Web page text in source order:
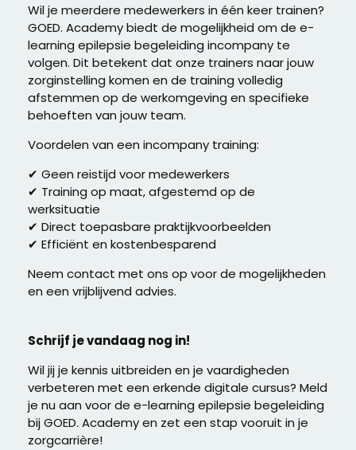
Wil je meerdere medewerkers in één keer trainen?
GOED. Academy biedt de mogelijkheid om de e-
learning epilepsie begeleiding incompany te
volgen. Dit betekent dat onze trainers naar jouw
zorginstelling komen en de training volledig
afstemmen op de werkomgeving en specifieke
behoeften van jouw team.
Voordelen van een incompany training:
✔ Geen reistijd voor medewerkers
✔ Training op maat, afgestemd op de
werksituatie
✔ Direct toepasbare praktijkvoorbeelden
✔ Efficiënt en kostenbesparend
Neem contact met ons op voor de mogelijkheden
en een vrijblijvend advies.
Schrijf je vandaag nog in!
Wil jij je kennis uitbreiden en je vaardigheden
verbeteren met een erkende digitale cursus? Meld
je nu aan voor de e-learning epilepsie begeleiding
bij GOED. Academy en zet een stap vooruit in je
zorgcarrière!